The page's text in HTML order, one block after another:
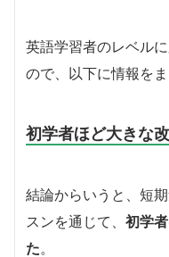
英語学習者のレベル
ので、以下に情報をま
初学者ほど大きな
結論からいうと、短
スンを通じて、 初学
た。